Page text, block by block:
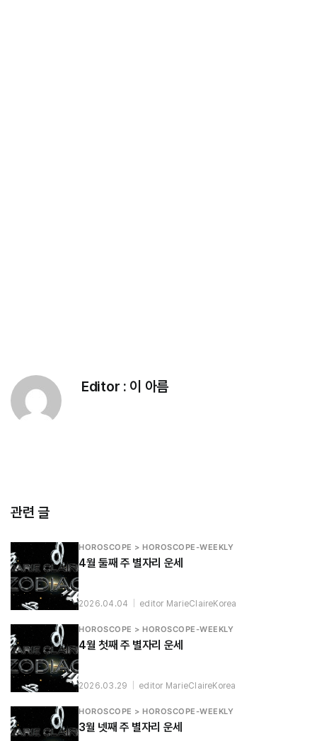
Editor : 이 아름
관련 글
HOROSCOPE > HOROSCOPE-WEEKLY
4월 둘째 주 별자리 운세
2026.04.04 editor MarieClaireKorea
HOROSCOPE > HOROSCOPE-WEEKLY
4월 첫째 주 별자리 운세
2026.03.29 editor MarieClaireKorea
HOROSCOPE > HOROSCOPE-WEEKLY
3월 넷째 주 별자리 운세